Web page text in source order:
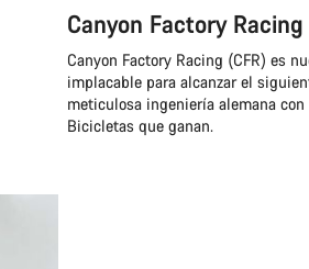
Canyon Factory Racing
Canyon Factory Racing (CFR) es
implacable para alcanzar el
meticulosa ingeniería alemana
Bicicletas que ganan.